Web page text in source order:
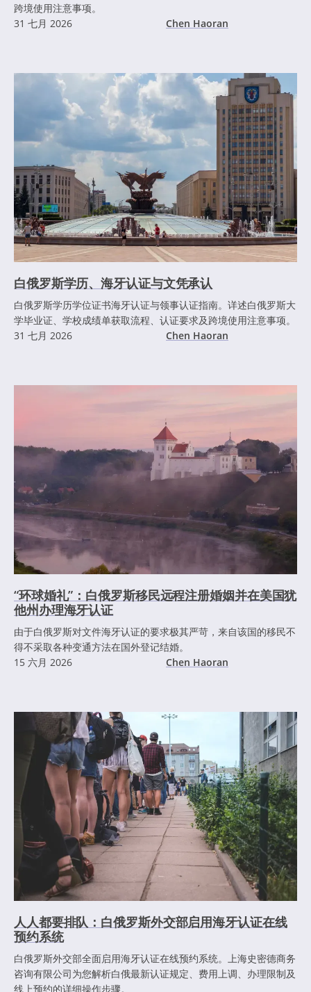
跨境使用注意事项。
31 七月 2026
Chen Haoran
白俄罗斯学历、海牙认证与文凭承认
白俄罗斯学历学位证书海牙认证与领事认证指南。详述白俄罗斯大
学毕业证、学校成绩单获取流程、认证要求及跨境使用注意事项。
31 七月 2026
Chen Haoran
“环球婚礼”：白俄罗斯移民远程注册婚姻并在美国犹
他州办理海牙认证
由于白俄罗斯对文件海牙认证的要求极其严苛，来自该国的移民不
得不采取各种变通方法在国外登记结婚。
15 六月 2026
Chen Haoran
人人都要排队：白俄罗斯外交部启用海牙认证在线
预约系统
白俄罗斯外交部全面启用海牙认证在线预约系统。上海史密德商务
咨询有限公司为您解析白俄最新认证规定、费用上调、办理限制及
线上预约的详细操作步骤。